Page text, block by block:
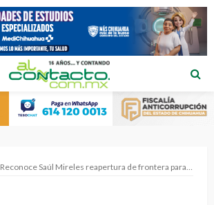
Reconoce Saúl Mireles reapertura de frontera para exportación de ganado desde Chihuahua.